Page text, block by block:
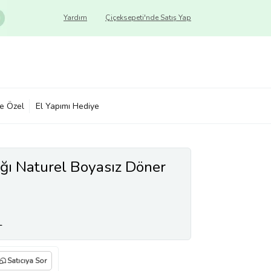
Çiçeksepeti'nde Satış Yap
Yardım
Özel El Yapımı Hediye
Naturel Boyasız Döner
Satıcıya Sor